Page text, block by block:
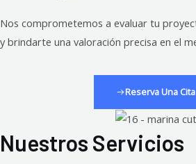
Nos comprometemos a evaluar tu
y brindarte una valoración precisa en el
Reserva Una Cita
Nuestros Servicios